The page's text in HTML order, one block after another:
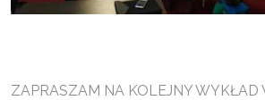
ZAPRASZAM NA KOLEJNY WYKŁAD